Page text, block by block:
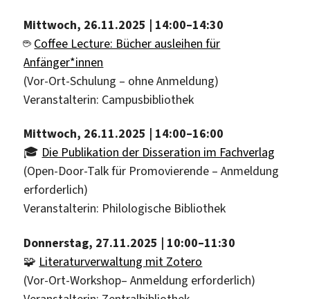
Mittwoch, 26.11.2025 | 14:00–14:30
☕️ Coffee Lecture: Bücher ausleihen für
Anfänger*innen
(Vor-Ort-Schulung – ohne Anmeldung)
Veranstalterin: Campusbibliothek
Mittwoch, 26.11.2025 | 14:00–16:00
🎓 Die Publikation der Disseration im Fachverlag
(Open-Door-Talk für Promovierende – Anmeldung
erforderlich)
Veranstalterin: Philologische Bibliothek
Donnerstag, 27.11.2025 | 10:00–11:30
🧩 Literaturverwaltung mit Zotero
(Vor-Ort-Workshop– Anmeldung erforderlich)